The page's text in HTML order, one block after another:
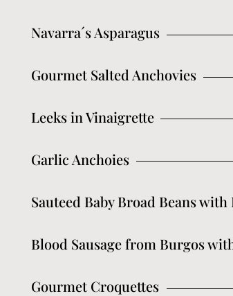
Navarra´s Asparagus
Gourmet Salted Anchovies
Leeks in Vinaigrette
Garlic Anchoies
Sauteed Baby Broad Beans with
Blood Sausage from Burgos
Gourmet Croquettes